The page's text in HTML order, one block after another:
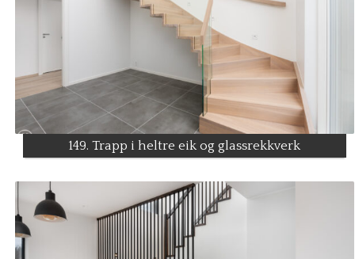
149. Trapp i heltre eik og glassrekkverk